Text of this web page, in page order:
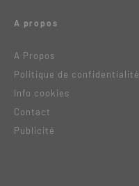
A propos
A Propos
Politique de confidentialité
Info cookies
Contact
Publicité